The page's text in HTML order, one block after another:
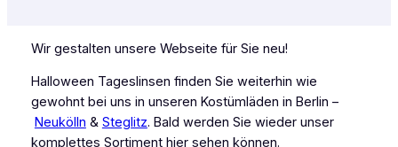
Wir gestalten unsere Webseite für Sie neu!
Halloween Tageslinsen finden Sie weiterhin wie
gewohnt bei uns in unseren Kostümläden in Berlin –
Neukölln & Steglitz. Bald werden Sie wieder unser
komplettes Sortiment hier sehen können.